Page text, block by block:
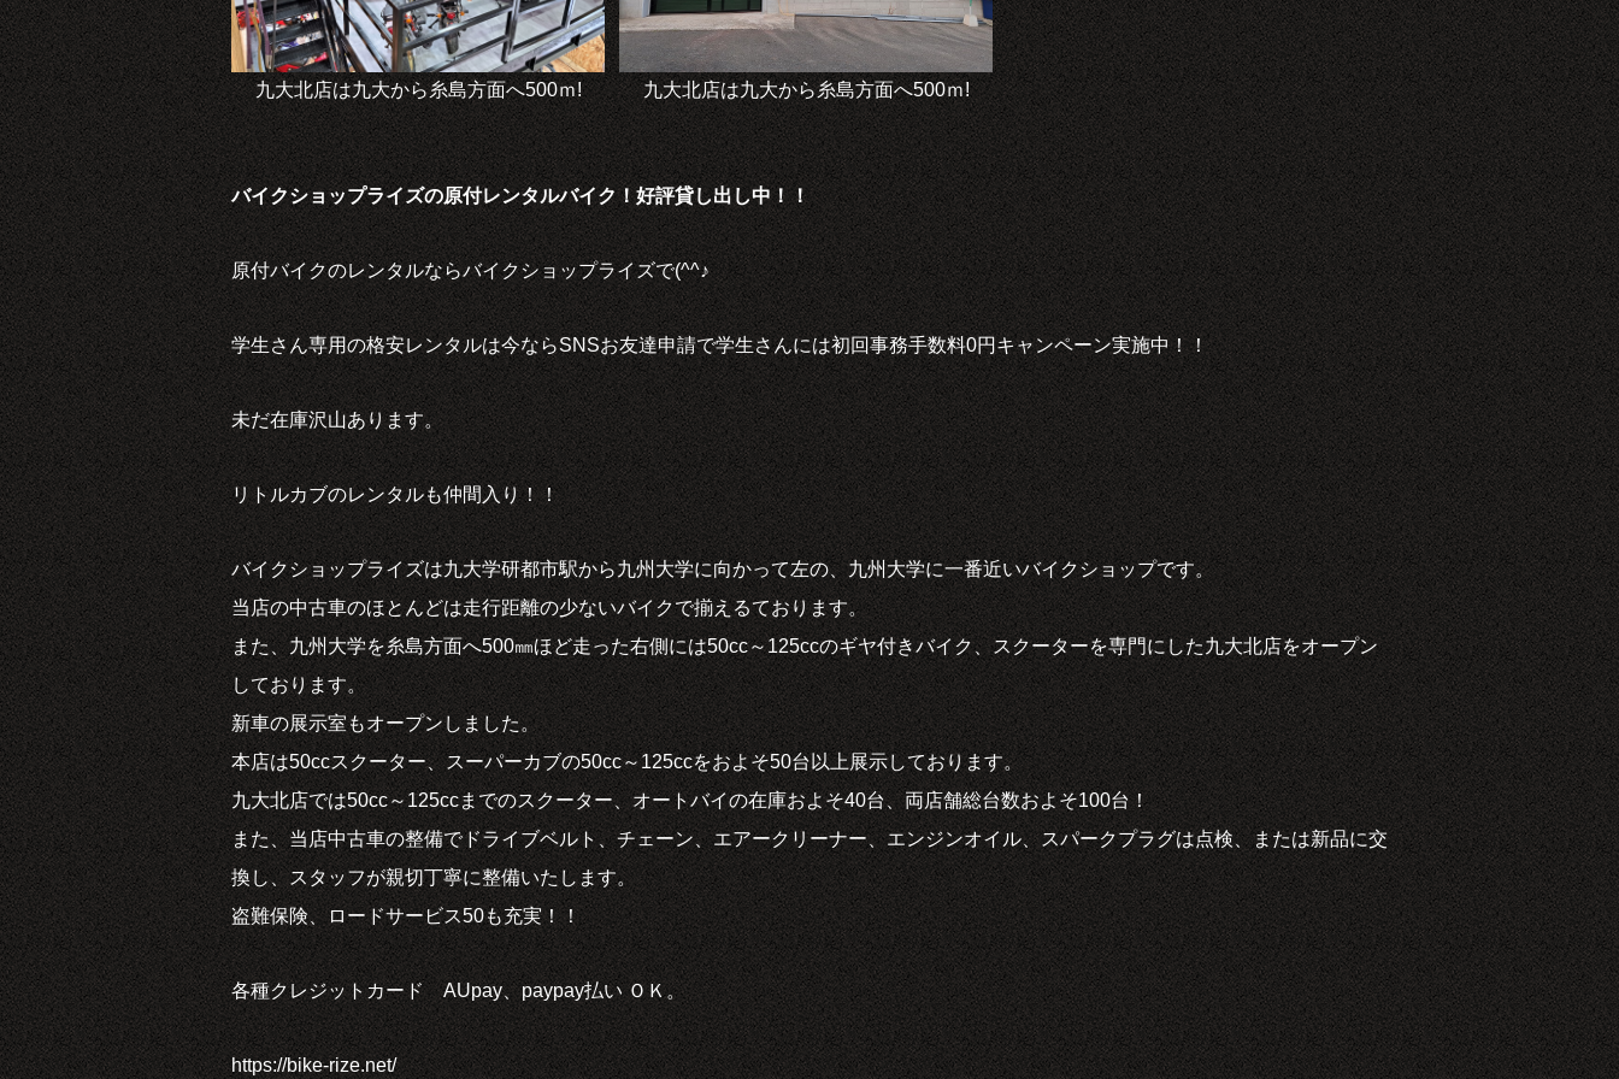
九大北店は九大から糸島方面へ500ｍ! 九大北店は九大から糸島方面へ500ｍ!
バイクショップライズの原付レンタルバイク！好評貸し出し中！！
原付バイクのレンタルならバイクショップライズで(^^♪
学生さん専用の格安レンタルは今ならSNSお友達申請で学生さんには初回事務手数料0円キャンペーン実施中！！
未だ在庫沢山あります。
リトルカブのレンタルも仲間入り！！
バイクショップライズは九大学研都市駅から九州大学に向かって左の、九州大学に一番近いバイクショップです。
当店の中古車のほとんどは走行距離の少ないバイクで揃えるております。
また、九州大学を糸島方面へ500㎜ほど走った右側には50cc～125ccのギヤ付きバイク、スクーターを専門にした九大北店をオープン
しております。
新車の展示室もオープンしました。
本店は50ccスクーター、スーパーカブの50cc～125ccをおよそ50台以上展示しております。
九大北店では50cc～125ccまでのスクーター、オートバイの在庫およそ40台、両店舗総台数およそ100台！
また、当店中古車の整備でドライブベルト、チェーン、エアークリーナー、エンジンオイル、スパークプラグは点検、または新品に交
換し、スタッフが親切丁寧に整備いたします。
盗難保険、ロードサービス50も充実！！
各種クレジットカード AUpay、paypay払い ＯＫ。
https://bike-rize.net/